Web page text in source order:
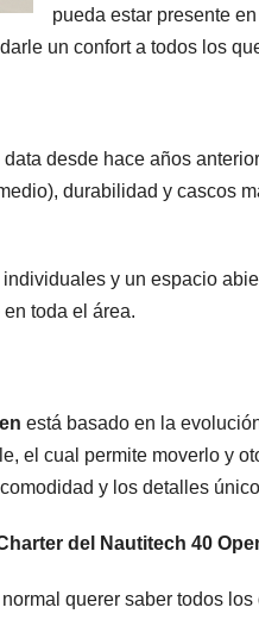
pueda estar presente
un confort a todos los
desde hace años
durabilidad y cascos
y un espacio
toda el área.
está basado en la
el cual permite moverlo y
y los detalles
del Nautitech 40
querer saber todos